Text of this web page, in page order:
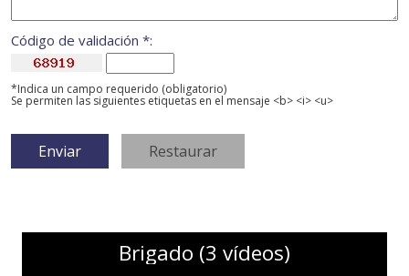
Código de validación *:
*Indica un campo requerido (obligatorio)
Se permiten las siguientes etiquetas en el mensaje <b> <i> <u>
Brigado (3 vídeos)